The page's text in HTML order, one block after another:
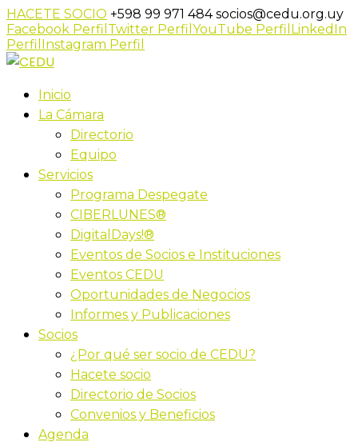
HACETE SOCIO +598 99 971 484socios@cedu.org.uy
Facebook Perfil Twitter Perfil YouTube Perfil LinkedIn
Perfil Instagram Perfil
Inicio
La Cámara
Directorio
Equipo
Servicios
Programa Despegate
CIBERLUNES®
DigitalDays!®
Eventos de Socios e Instituciones
Eventos CEDU
Oportunidades de Negocios
Informes y Publicaciones
Socios
¿Por qué ser socio de CEDU?
Hacete socio
Directorio de Socios
Convenios y Beneficios
Agenda